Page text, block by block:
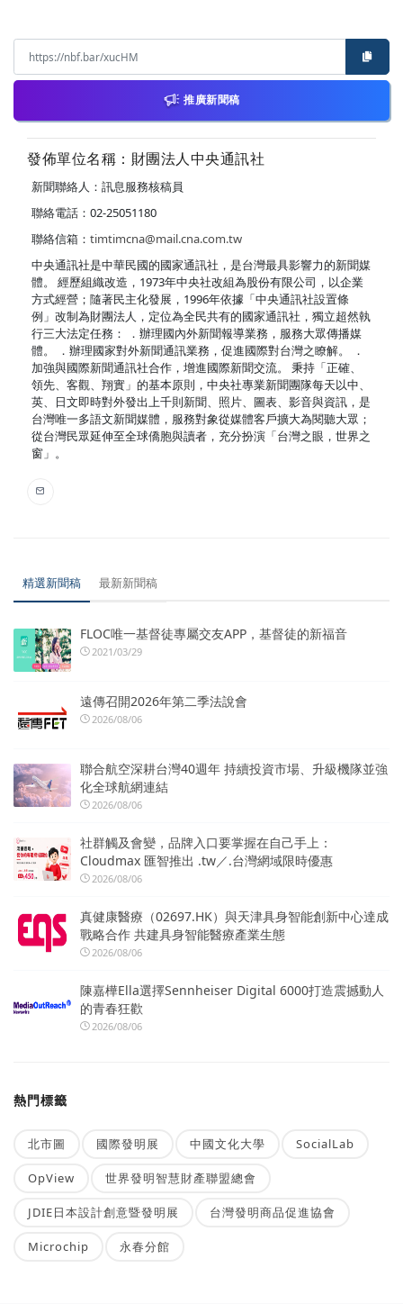
推廣新聞稿
發佈單位名稱：財團法人中央通訊社
新聞聯絡人：訊息服務核稿員
聯絡電話：02-25051180
聯絡信箱： timtimcna@mail.cna.com.tw
中央通訊社是中華民國的國家通訊社，是台灣最具影響力的新聞媒
體。 經歷組織改造，1973年中央社改組為股份有限公司，以企業
方式經營；隨著民主化發展，1996年依據「中央通訊社設置條
例」改制為財團法人，定位為全民共有的國家通訊社，獨立超然執
行三大法定任務： ．辦理國內外新聞報導業務，服務大眾傳播媒
體。 ．辦理國家對外新聞通訊業務，促進國際對台灣之瞭解。 ．
加強與國際新聞通訊社合作，增進國際新聞交流。 秉持「正確、
領先、客觀、翔實」的基本原則，中央社專業新聞團隊每天以中、
英、日文即時對外發出上千則新聞、照片、圖表、影音與資訊，是
台灣唯一多語文新聞媒體，服務對象從媒體客戶擴大為閱聽大眾；
從台灣民眾延伸至全球僑胞與讀者，充分扮演「台灣之眼，世界之
窗」。
精選新聞稿 最新新聞稿
FLOC唯一基督徒專屬交友APP，基督徒的新福音
2021/03/29
遠傳召開2026年第二季法說會
2026/08/06
聯合航空深耕台灣40週年 持續投資市場、升級機隊並強
化全球航網連結
2026/08/06
社群觸及會變，品牌入口要掌握在自己手上：
Cloudmax 匯智推出 .tw／.台灣網域限時優惠
2026/08/06
真健康醫療（02697.HK）與天津具身智能創新中心達成
戰略合作 共建具身智能醫療產業生態
2026/08/06
陳嘉樺Ella選擇Sennheiser Digital 6000打造震撼動人
的青春狂歡
2026/08/06
熱門標籤
北市圖 國際發明展 中國文化大學 SocialLab
OpView 世界發明智慧財產聯盟總會
JDIE日本設計創意暨發明展 台灣發明商品促進協會
Microchip 永春分館